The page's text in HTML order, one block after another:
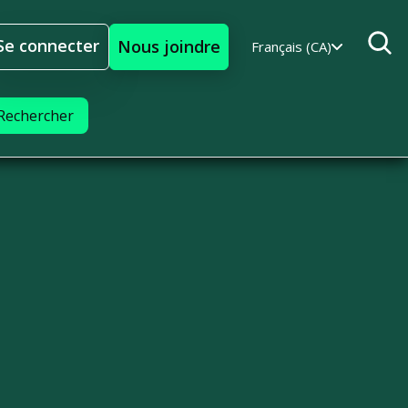
connecter
connecter
Nous joindre Français (CA)